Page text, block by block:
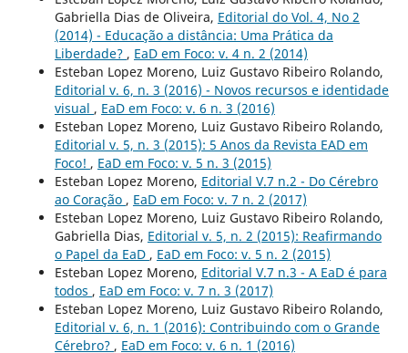
Gabriella Dias de Oliveira, Editorial do Vol. 4, No 2
(2014) - Educação a distância: Uma Prática da
Liberdade? , EaD em Foco: v. 4 n. 2 (2014)
Esteban Lopez Moreno, Luiz Gustavo Ribeiro Rolando,
Editorial v. 6, n. 3 (2016) - Novos recursos e identidade
visual , EaD em Foco: v. 6 n. 3 (2016)
Esteban Lopez Moreno, Luiz Gustavo Ribeiro Rolando,
Editorial v. 5, n. 3 (2015): 5 Anos da Revista EAD em
Foco! , EaD em Foco: v. 5 n. 3 (2015)
Esteban Lopez Moreno, Editorial V.7 n.2 - Do Cérebro
ao Coração , EaD em Foco: v. 7 n. 2 (2017)
Esteban Lopez Moreno, Luiz Gustavo Ribeiro Rolando,
Gabriella Dias, Editorial v. 5, n. 2 (2015): Reafirmando
o Papel da EaD , EaD em Foco: v. 5 n. 2 (2015)
Esteban Lopez Moreno, Editorial V.7 n.3 - A EaD é para
todos , EaD em Foco: v. 7 n. 3 (2017)
Esteban Lopez Moreno, Luiz Gustavo Ribeiro Rolando,
Editorial v. 6, n. 1 (2016): Contribuindo com o Grande
Cérebro? , EaD em Foco: v. 6 n. 1 (2016)